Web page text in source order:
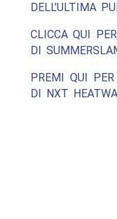
DELL’ULTIMA
CLICCA QUI
DI
PREMI QUI
DI NXT